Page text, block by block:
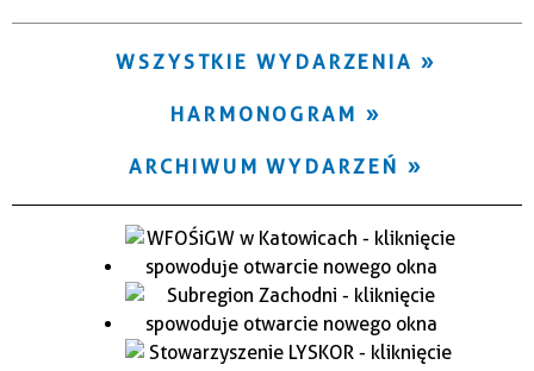
WSZYSTKIE WYDARZENIA
HARMONOGRAM
ARCHIWUM WYDARZEŃ